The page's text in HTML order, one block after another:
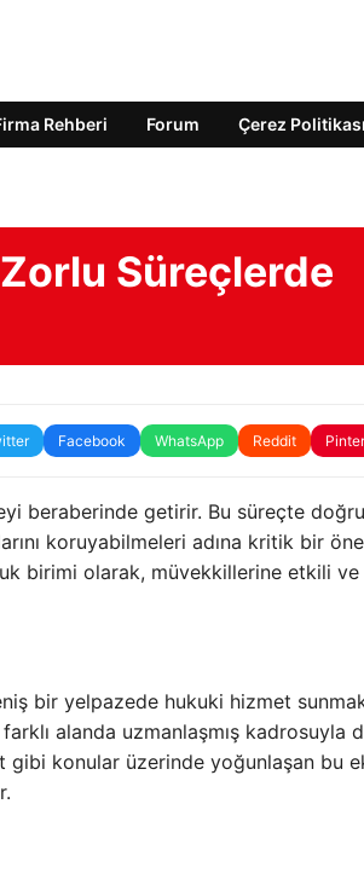
Rehberi Forum Çerez Politikası
Süreçlerde
Facebook WhatsApp Reddit
beraberinde getirir. Bu süreçte
koruyabilmeleri adına kritik bir
birimi olarak, müvekkillerine etkili ve
bir yelpazede hukuki hizmet
alanda uzmanlaşmış kadrosuyla
gibi konular üzerinde yoğunlaşan bu